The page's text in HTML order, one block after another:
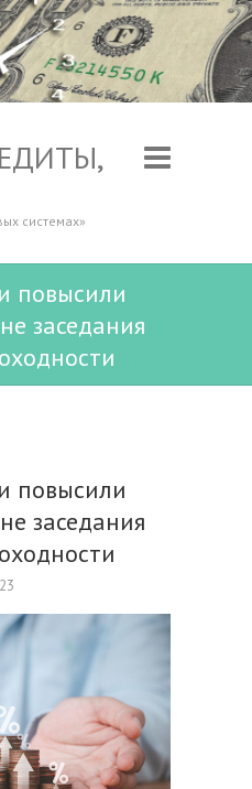
системах»
повысили
заседания
повысили
заседания